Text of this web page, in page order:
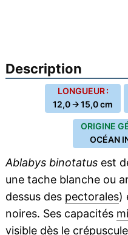
Description
LONGUEUR :
12,0 → 15,0 cm
ORIGINE
OCÉAN
Ablabys binotatusest
une tache blanche ou
dessus des pectorales)
noires. Ses capacités
visible dès le crépuscule